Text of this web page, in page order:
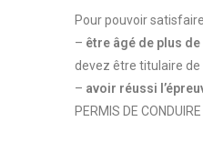
Pour pouvoir
– être âgé de plus de
devez être titulaire
– avoir réussi
PERMIS DE CONDUIRE